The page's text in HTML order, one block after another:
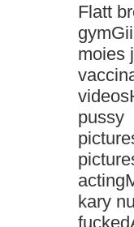
Flatt
moies
pussy
kary